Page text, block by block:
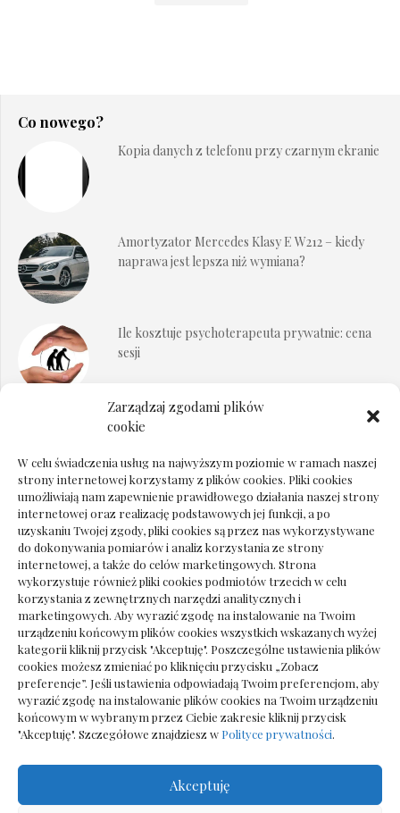
Zarządzaj zgodami plików
cookie
W celu świadczenia usług na najwyższym poziomie w ramach naszej
strony internetowej korzystamy z plików cookies. Pliki cookies
umożliwiają nam zapewnienie prawidłowego działania naszej strony
internetowej oraz realizację podstawowych jej funkcji, a po
uzyskaniu Twojej zgody, pliki cookies są przez nas wykorzystywane
do dokonywania pomiarów i analiz korzystania ze strony
internetowej, a także do celów marketingowych. Strona
wykorzystuje również pliki cookies podmiotów trzecich w celu
korzystania z zewnętrznych narzędzi analitycznych i
marketingowych. Aby wyrazić zgodę na instalowanie na Twoim
urządzeniu końcowym plików cookies wszystkich wskazanych wyżej
kategorii kliknij przycisk "Akceptuję". Poszczególne ustawienia plików
cookies możesz zmieniać po kliknięciu przycisku „Zobacz
preferencje”. Jeśli ustawienia odpowiadają Twoim preferencjom, aby
wyrazić zgodę na instalowanie plików cookies na Twoim urządzeniu
końcowym w wybranym przez Ciebie zakresie kliknij przycisk
"Akceptuję". Szczegółowe znajdziesz w Polityce prywatności.
Akceptuję
Co nowego?
Kopia danych z telefonu przy czarnym ekranie
Amortyzator Mercedes Klasy E W212 – kiedy
naprawa jest lepsza niż wymiana?
Ile kosztuje psychoterapeuta prywatnie: cena
sesji
Dokumenty do odbioru przy zmianie biura
Deska podłogowa do salonu: jak wybrać bez
pośpiechu